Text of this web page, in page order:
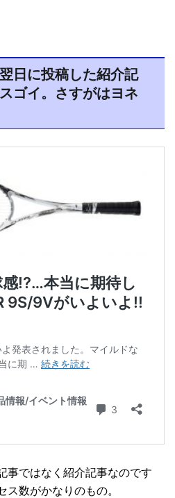
日に投稿した紹介記
ゴイ。さすがはヨネ
事ではなく紹介記事なのです
ス数がかなりのもの。